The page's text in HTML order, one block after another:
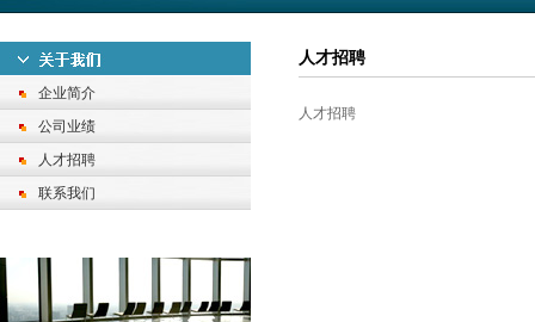
企业简介
公司业绩
人才招聘
联系我们
人才招聘
人才招聘